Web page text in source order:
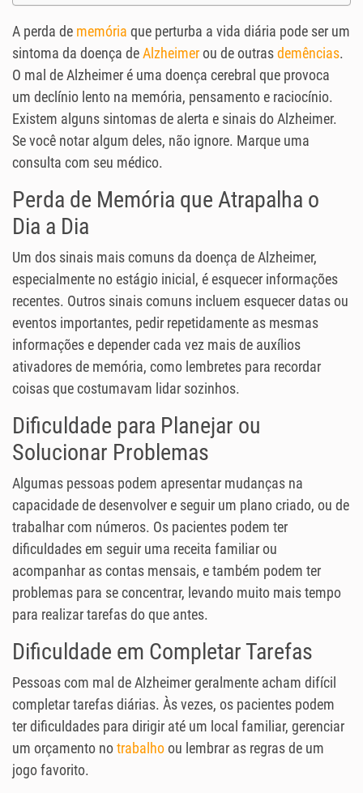
A perda de memória que perturba a vida diária pode ser um
sintoma da doença deAlzheimerou de outrasdemências.
O mal de Alzheimer é uma doença cerebral que provoca
um declínio lento na memória, pensamento e raciocínio.
Existem alguns sintomas de alerta e sinais do Alzheimer.
Se você notar algum deles, não ignore. Marque uma
consulta com seu médico.
Perda de Memória que Atrapalha o
Dia a Dia
Um dos sinais mais comuns da doença de Alzheimer,
especialmente no estágio inicial, é esquecer informações
recentes. Outros sinais comuns incluem esquecer datas ou
eventos importantes, pedir repetidamente as mesmas
informações e depender cada vez mais de auxílios
ativadores de memória, como lembretes para recordar
coisas que costumavam lidar sozinhos.
Dificuldade para Planejar ou
Solucionar Problemas
Algumas pessoas podem apresentar mudanças na
capacidade de desenvolver e seguir um plano criado, ou de
trabalhar com números. Os pacientes podem ter
dificuldades em seguir uma receita familiar ou
acompanhar as contas mensais, e também podem ter
problemas para se concentrar, levando muito mais tempo
para realizar tarefas do que antes.
Dificuldade em Completar Tarefas
Pessoas com mal de Alzheimer geralmente acham difícil
completar tarefas diárias. Às vezes, os pacientes podem
ter dificuldades para dirigir até um local familiar, gerenciar
um orçamento notrabalhoou lembrar as regras de um
jogo favorito.